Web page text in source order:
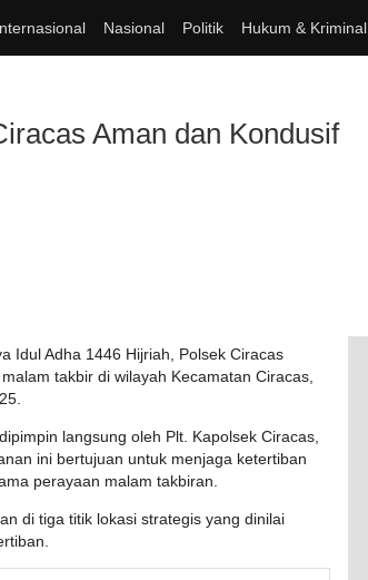
Nasional Politik Hukum & Kriminal
Aman dan Kondusif
Idul Adha 1446 Hijriah, Polsek Ciracas
takbir di wilayah Kecamatan Ciracas,
langsung oleh Plt. Kapolsek Ciracas,
ini bertujuan untuk menjaga ketertiban
perayaan malam takbiran.
di tiga titik lokasi strategis yang dinilai